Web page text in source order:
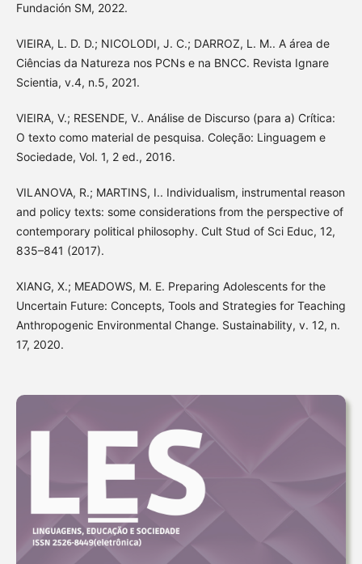
Fundación SM, 2022.
VIEIRA, L. D. D.; NICOLODI, J. C.; DARROZ, L. M.. A área de
Ciências da Natureza nos PCNs e na BNCC. Revista Ignare
Scientia, v.4, n.5, 2021.
VIEIRA, V.; RESENDE, V.. Análise de Discurso (para a) Crítica:
O texto como material de pesquisa. Coleção: Linguagem e
Sociedade, Vol. 1, 2 ed., 2016.
VILANOVA, R.; MARTINS, I.. Individualism, instrumental reason
and policy texts: some considerations from the perspective of
contemporary political philosophy. Cult Stud of Sci Educ, 12,
835–841 (2017).
XIANG, X.; MEADOWS, M. E. Preparing Adolescents for the
Uncertain Future: Concepts, Tools and Strategies for Teaching
Anthropogenic Environmental Change. Sustainability, v. 12, n.
17, 2020.